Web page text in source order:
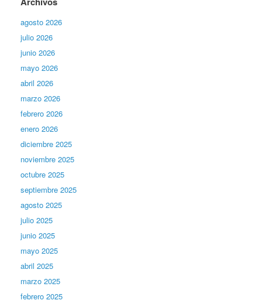
agosto 2026
julio 2026
junio 2026
mayo 2026
abril 2026
marzo 2026
febrero 2026
enero 2026
diciembre 2025
noviembre 2025
octubre 2025
septiembre 2025
agosto 2025
julio 2025
junio 2025
mayo 2025
abril 2025
marzo 2025
febrero 2025